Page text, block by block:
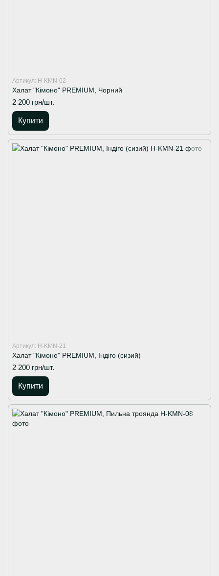
Артикул: H-KMN-02
Халат "Кімоно" PREMIUM, Чорний
2 200 грн/шт.
Купити
Артикул: H-KMN-21
Халат "Кімоно" PREMIUM, Індіго (сизий)
2 200 грн/шт.
Купити